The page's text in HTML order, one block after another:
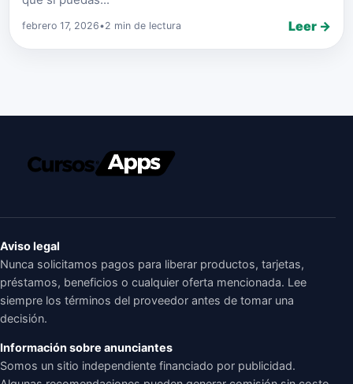
febrero 17, 2026•2 min de lectura Leer →
Aviso legal
Nunca solicitamos pagos para liberar productos, tarjetas,
préstamos, beneficios o cualquier oferta mencionada. Lee
siempre los términos del proveedor antes de tomar una
decisión.
Información sobre anunciantes
Somos un sitio independiente financiado por publicidad.